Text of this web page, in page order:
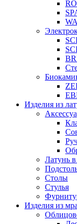
Изделия из
Латунь
Столы
Стулья
Изделия из